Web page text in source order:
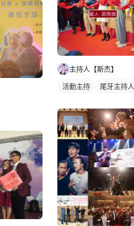
主持人【斯杰】
活動主持 尾牙主持人